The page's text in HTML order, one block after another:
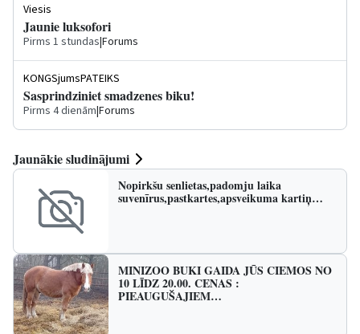
Viesis
Jaunie luksofori
Pirms 1 stundas|Forums
KONGSjumsPATEIKS
Sasprindziniet smadzenes biku!
Pirms 4 dienām|Forums
Jaunākie sludinājumi
Nopirkšu senlietas,padomju laika
suvenīrus,pastkartes,apsveikuma kartiņ…
MINIZOO BUKI GAIDA JŪS CIEMOS NO
10 LĪDZ 20.00. CENAS :
PIEAUGUŠAJIEM…